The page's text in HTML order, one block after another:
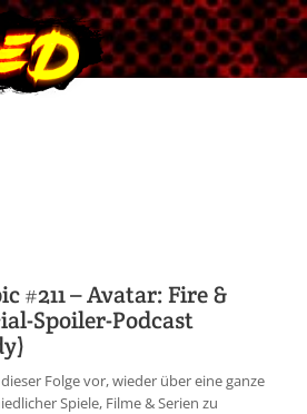
#211 – Avatar: Fire &
Spoiler-Podcast
Folge vor, wieder über eine ganze
Spiele, Filme & Serien zu